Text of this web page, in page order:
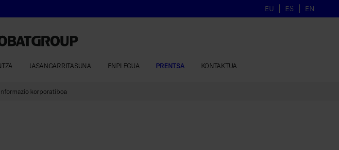
EU ES EN
JASANGARRITASUNA ENPLEGUA PRENTSA KONTAKTUA
korporatiboa